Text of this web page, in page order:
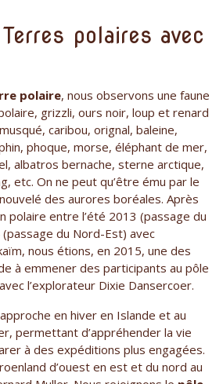
polaires avec
polaire, nous observons une faune
grizzli, ours noir, loup et renard
caribou, orignal, baleine,
phoque, morse, éléphant de mer,
albatros bernache, sterne arctique,
etc. On ne peut qu’être ému par le
des aurores boréales. Après
polaire entre l’été 2013 (passage du
du Nord-Est) avec
nous étions, en 2015, une des
à emmener des participants au pôle
l’explorateur Dixie Dansercoer.
en hiver en Islande et au
permettant d’appréhender la vie
à des expéditions plus engagées.
d’ouest en est et du nord au